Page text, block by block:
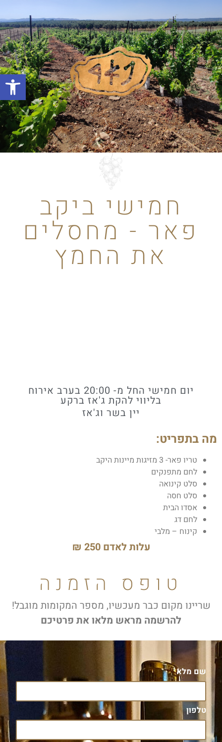
פתח
חמישי ביקב
פאר - מחסלים
את החמץ
יום חמישי החל מ- 20:00 בערב אירוח
בליווי להקת ג'אז ברקע
יין בשר וג'אז
מה בתפריט:
טריו פאר- 3 מזיגות מיינות היקב
לחם מתפנקים
סלט קינואה
סלט חסה
אסדו הבית
לחם דג
קינוח – מלבי
עלות לאדם 250 ₪
טופס הזמנה
שריינו מקום כבר מעכשיו, מספר המקומות מוגבל!
להרשמה מראש מלאו את פרטיכם
שם מלא
טלפון